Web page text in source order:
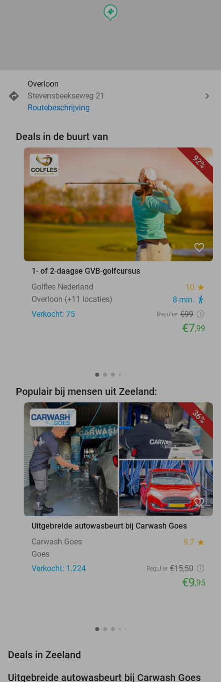
events
Overloon
Stevensbeekseweg 21
Routebeschrijving
Deals in de buurt van
92%
favorite_border
1- of 2-daagse GVB-golfcursus
Golfles Nederland
10 star
Overloon (+11 locaties) 8 min. directions_walk
Verkocht: 75 Regulier €99
€7,99
Populair bij mensen uit Zeeland:
36%
favorite_border
Uitgebreide autowasbeurt bij Carwash Goes
Carwash Goes
9.7 star
Goes
Verkocht: 1.224
Regulier €15,50
€9,95
Deals in Zeeland
Uitgebreide autowasbeurt bij Carwash Goes